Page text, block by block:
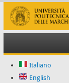
Italiano
English